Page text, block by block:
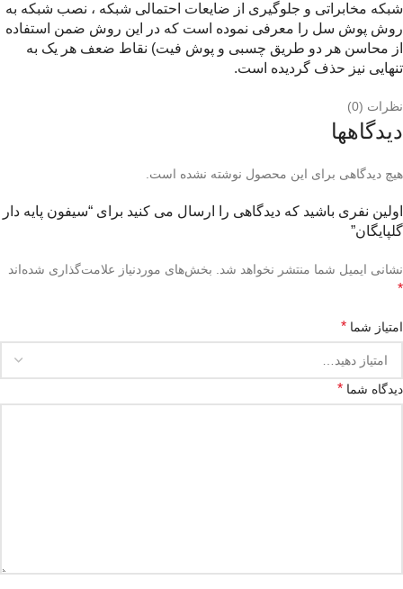
شبکه مخابراتی و جلوگیری از ضایعات احتمالی شبکه ، نصب شبکه به
روش پوش سل را معرفی نموده است که در این روش ضمن استفاده
از محاسن هر دو طریق چسبی و پوش فیت) نقاط ضعف هر یک به
تنهایی نیز حذف گردیده است.
نظرات (0)
دیدگاهها
هیچ دیدگاهی برای این محصول نوشته نشده است.
اولین نفری باشید که دیدگاهی را ارسال می کنید برای “سیفون پایه دار
گلپایگان”
نشانی ایمیل شما منتشر نخواهد شد. بخش‌های موردنیاز علامت‌گذاری شده‌اند
*
امتیاز شما *
دیدگاه شما *